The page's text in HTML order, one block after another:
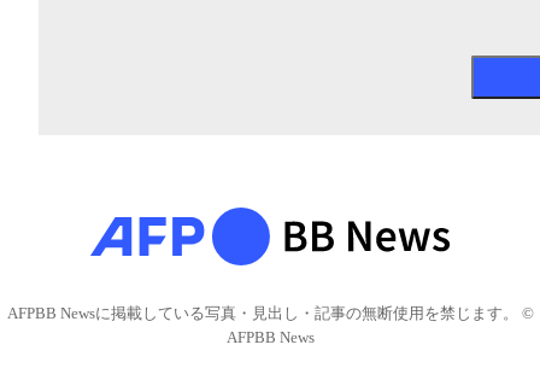
AFPBB Newsに掲載している写真・見出し・記事の無断使用を禁じます。 ©
AFPBB News